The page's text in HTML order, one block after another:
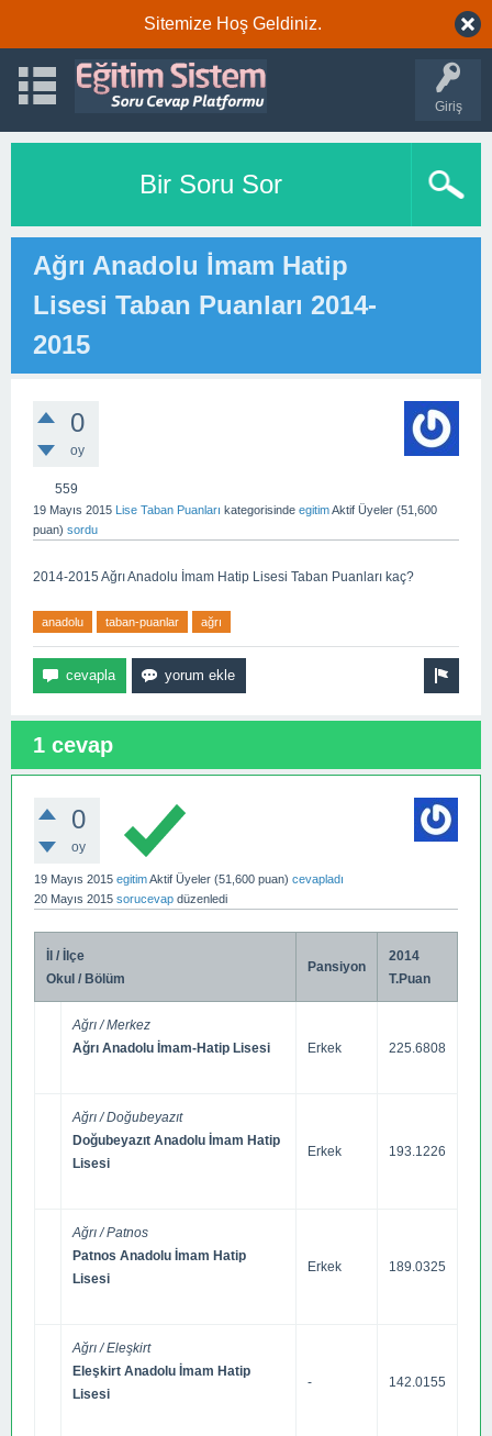
Sitemize Hoş Geldiniz.
Giriş
Bir Soru Sor
Ağrı Anadolu İmam Hatip
Lisesi Taban Puanları 2014-
2015
0
oy
559
19 Mayıs 2015 Lise Taban Puanları kategorisinde egitimAktif Üyeler (51,600
puan) sordu
2014-2015 Ağrı Anadolu İmam Hatip Lisesi Taban Puanları kaç?
anadolu taban-puanlar ağrı
1 cevap
0
oy
19 Mayıs 2015 egitimAktif Üyeler (51,600 puan) cevapladı
20 Mayıs 2015 sorucevap düzenledi
İl / İlçe
Okul / Bölüm
Pansiyon
2014
T.Puan
Ağrı / Merkez
Ağrı Anadolu İmam-Hatip Lisesi
Erkek 225.6808
Ağrı / Doğubeyazıt
Doğubeyazıt Anadolu İmam Hatip
Lisesi
Erkek 193.1226
Ağrı / Patnos
Patnos Anadolu İmam Hatip
Lisesi
Erkek 189.0325
Ağrı / Eleşkirt
Eleşkirt Anadolu İmam Hatip
Lisesi
- 142.0155